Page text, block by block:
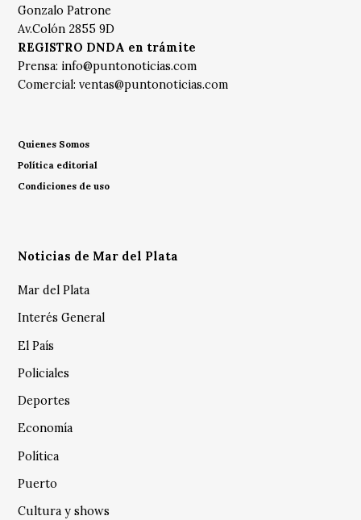
Gonzalo Patrone
Av.Colón 2855 9D
REGISTRO DNDA en trámite
Prensa: info@puntonoticias.com
Comercial:ventas@puntonoticias.com
Quienes Somos
Política editorial
Condiciones de uso
Noticias de Mar del Plata
Mar del Plata
Interés General
El País
Policiales
Deportes
Economía
Política
Puerto
Cultura y shows